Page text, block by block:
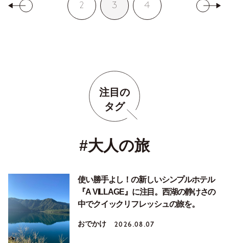
2 3 4
注目の
タグ
#大人の旅
使い勝手よし！の新しいシンプルホテル
『A VILLAGE』に注目。西湖の静けさの
中でクイックリフレッシュの旅を。
おでかけ 2026.08.07